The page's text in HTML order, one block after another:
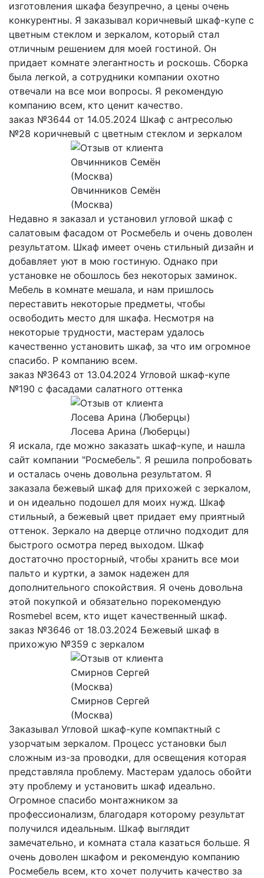
изготовления шкафа безупречно, а цены очень
конкурентны. Я заказывал коричневый шкаф-купе с
цветным стеклом и зеркалом, который стал
отличным решением для моей гостиной. Он
придает комнате элегантность и роскошь. Сборка
была легкой, а сотрудники компании охотно
отвечали на все мои вопросы. Я рекомендую
компанию всем, кто ценит качество.
заказ №3644 от 14.05.2024 Шкаф с антресолью
№28 коричневый с цветным стеклом и зеркалом
Овчинников Семён
(Москва)
Недавно я заказал и установил угловой шкаф с
салатовым фасадом от Росмебель и очень доволен
результатом. Шкаф имеет очень стильный дизайн и
добавляет уют в мою гостиную. Однако при
установке не обошлось без некоторых заминок.
Мебель в комнате мешала, и нам пришлось
переставить некоторые предметы, чтобы
освободить место для шкафа. Несмотря на
некоторые трудности, мастерам удалось
качественно установить шкаф, за что им огромное
спасибо. Р компанию всем.
заказ №3643 от 13.04.2024 Угловой шкаф-купе
№190 с фасадами салатного оттенка
Лосева Арина (Люберцы)
Я искала, где можно заказать шкаф-купе, и нашла
сайт компании "Росмебель". Я решила попробовать
и осталась очень довольна результатом. Я
заказала бежевый шкаф для прихожей с зеркалом,
и он идеально подошел для моих нужд. Шкаф
стильный, а бежевый цвет придает ему приятный
оттенок. Зеркало на дверце отлично подходит для
быстрого осмотра перед выходом. Шкаф
достаточно просторный, чтобы хранить все мои
пальто и куртки, а замок надежен для
дополнительного спокойствия. Я очень довольна
этой покупкой и обязательно порекомендую
Rosmebel всем, кто ищет качественный шкаф.
заказ №3646 от 18.03.2024 Бежевый шкаф в
прихожую №359 с зеркалом
Смирнов Сергей
(Москва)
Заказывал Угловой шкаф-купе компактный с
узорчатым зеркалом. Процесс установки был
сложным из-за проводки, для освещения которая
представляла проблему. Мастерам удалось обойти
эту проблему и установить шкаф идеально.
Огромное спасибо монтажником за
профессионализм, благодаря которому результат
получился идеальным. Шкаф выглядит
замечательно, и комната стала казаться больше. Я
очень доволен шкафом и рекомендую компанию
Росмебель всем, кто хочет получить качество за